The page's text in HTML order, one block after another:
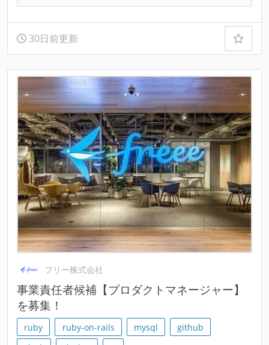
30日前更新
フリー株式会社
事業責任者候補【プロダクトマネージャー】
を募集！
ruby ruby-on-rails mysql
github